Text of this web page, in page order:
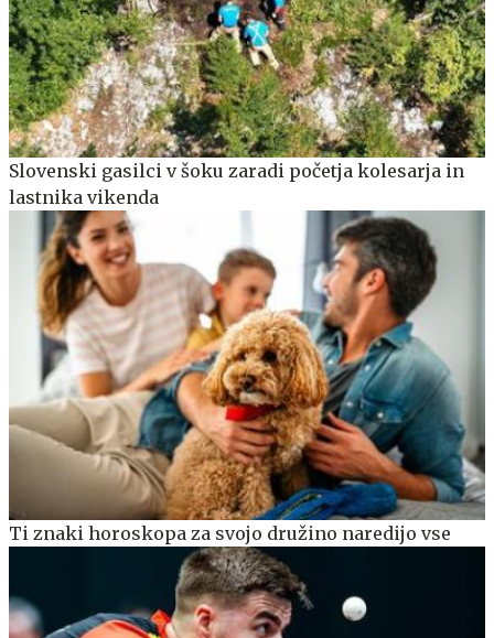
Slovenski gasilci v šoku zaradi početja kolesarja in
lastnika vikenda
Ti znaki horoskopa za svojo družino naredijo vse